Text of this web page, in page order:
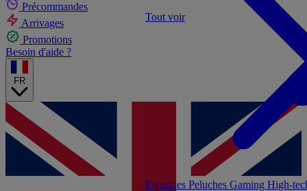
Précommandes
Arrivages
Promotions
Besoin d'aide ?
FR
Figurines Peluches Gaming High-
Tout voir